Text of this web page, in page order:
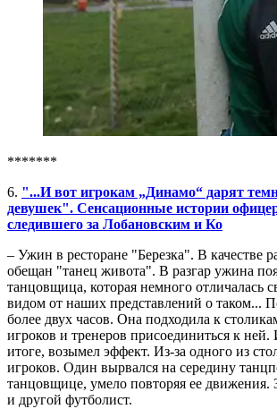
*******
6. "...И вот игрокам „Динамо“ дарят
девушек". Сенсационные истории
следившего за Лобановским и Ко
– Ужин в ресторане "Березка". В качестве
обещан "танец живота". В разгар ужина
танцовщица, которая немного отличалась
видом от наших представлений о таком...
более двух часов. Она подходила к
игроков и тренеров присоединиться к
итоге, возымел эффект. Из-за одного из
игроков. Один вырвался на середину
танцовщице, умело повторяя ее движения.
и другой футболист.